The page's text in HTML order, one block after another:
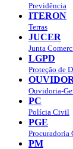
Previdência
ITERON
Terras
JUCER
Junta
LGPD
Proteção de
Ouvidoria-
PC
Polícia Civil
PGE
Procuradoria
PM